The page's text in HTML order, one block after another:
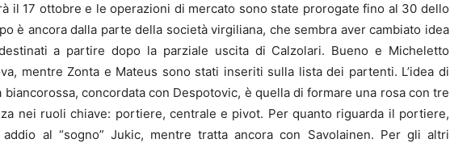
il 17 ottobre e le operazioni di mercato sono state prorogate fino al 30 dello
è ancora dalla parte della società virgiliana, che sembra aver cambiato idea
a partire dopo la parziale uscita di Calzolari. Bueno e Micheletto
mentre Zonta e Mateus sono stati inseriti sulla lista dei partenti. L’idea di
biancorossa, concordata con Despotovic, è quella di formare una rosa con tre
nei ruoli chiave: portiere, centrale e pivot. Per quanto riguarda il portiere,
al “sogno” Jukic, mentre tratta ancora con Savolainen. Per gli altri